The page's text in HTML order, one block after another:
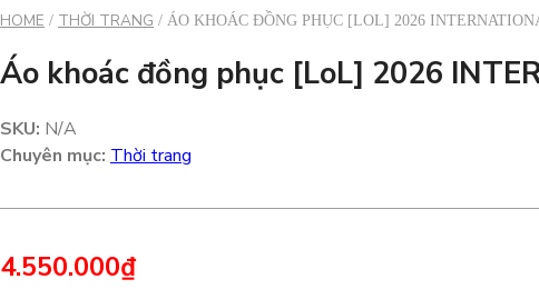
HOME / THỜI TRANG / ÁO KHOÁC ĐỒNG PHỤC [LOL] 2026
Áo khoác đồng phục [LoL] 2026
SKU: N/A
Chuyên mục: Thời trang
4.550.000₫